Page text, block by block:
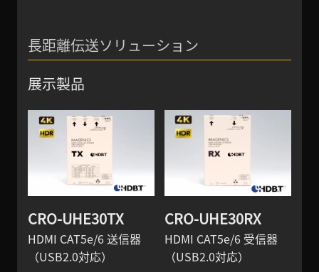
長距離伝送ソリューション
展示製品
CRO-UHE30TX
HDMI CAT5e/6 送信器
（USB2.0対応）
CRO-UHE30RX
HDMI CAT5e/6 受信器
（USB2.0対応）